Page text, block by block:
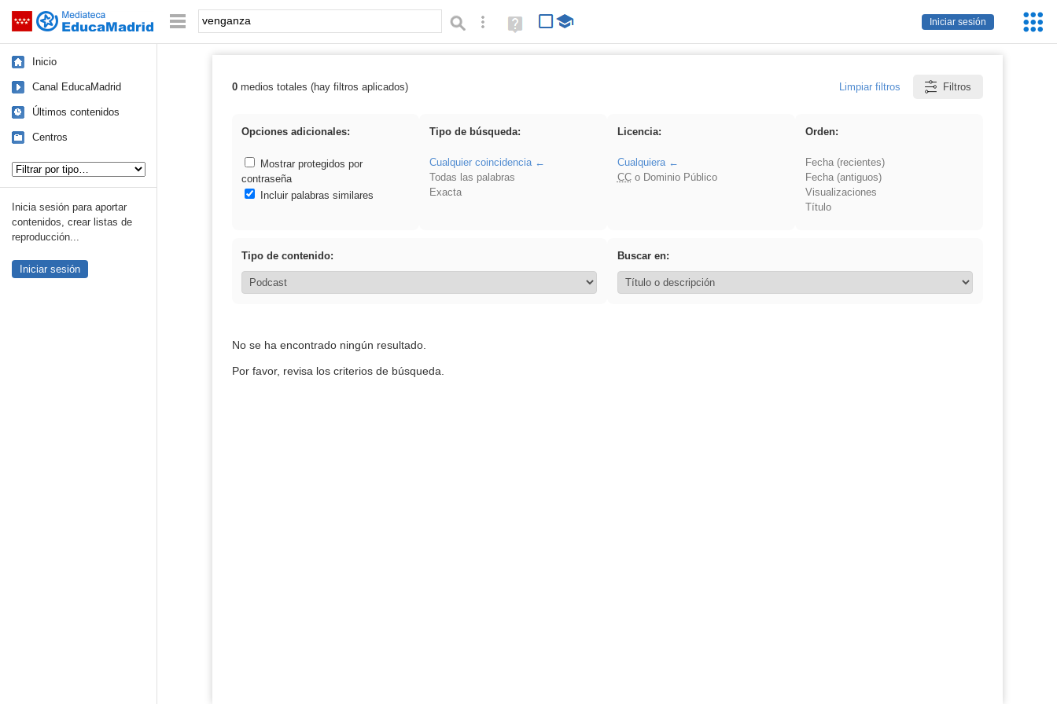
Saltar navegación
Iniciar sesión
Palabra o frase: Búsqueda avanzada
Ayuda
(en
Inicio
Canal EducaMadrid
Últimos contenidos
Centros
Inicia sesión para aportar
contenidos, crear listas de
reproducción...
Iniciar sesión
Resultados de: venganza
0medios totales (hay filtros aplicados) Limpiar filtros Filtros
Opciones adicionales:
Mostrar protegidos por
contraseña
Incluir palabras similares
Tipo de búsqueda:
Cualquier coincidencia
Todas las palabras
Exacta
Licencia:
Cualquiera
CCo Dominio Público
Orden:
Fecha (recientes)
Fecha (antiguos)
Visualizaciones
Título
Tipo de contenido: Buscar en:
No se ha encontrado ningún resultado.
Por favor, revisa los criterios de búsqueda.